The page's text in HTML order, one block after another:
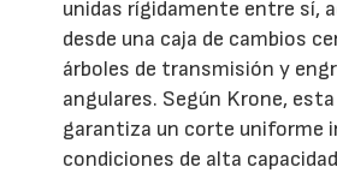
unidas rígidamente entre sí,
desde una caja de cambios
árboles de transmisión y
angulares. Según Krone,
garantiza un corte uniforme
condiciones de alta